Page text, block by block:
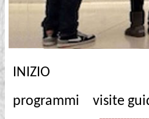
INIZIO
programmi
visite